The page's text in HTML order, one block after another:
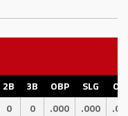
2B 3B OBP SLG
0 0 .000 .000